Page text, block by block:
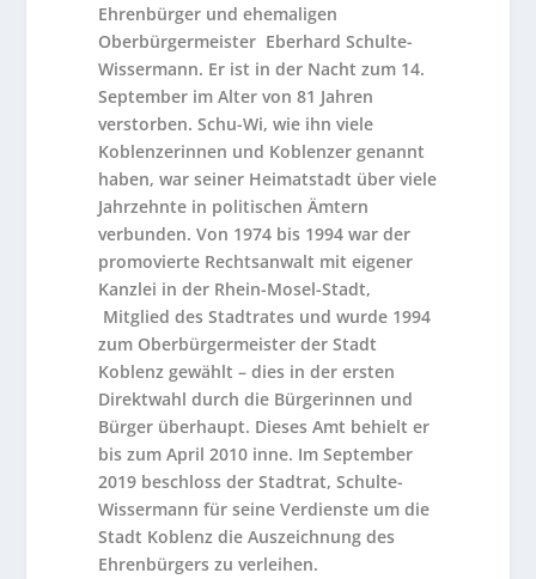
Ehrenbürger und ehemaligen
Oberbürgermeister Eberhard Schulte-
Wissermann. Er ist in der Nacht zum 14.
September im Alter von 81 Jahren
verstorben. Schu-Wi, wie ihn viele
Koblenzerinnen und Koblenzer genannt
haben, war seiner Heimatstadt über viele
Jahrzehnte in politischen Ämtern
verbunden. Von 1974 bis 1994 war der
promovierte Rechtsanwalt mit eigener
Kanzlei in der Rhein-Mosel-Stadt,
Mitglied des Stadtrates und wurde 1994
zum Oberbürgermeister der Stadt
Koblenz gewählt – dies in der ersten
Direktwahl durch die Bürgerinnen und
Bürger überhaupt. Dieses Amt behielt er
bis zum April 2010 inne. Im September
2019 beschloss der Stadtrat, Schulte-
Wissermann für seine Verdienste um die
Stadt Koblenz die Auszeichnung des
Ehrenbürgers zu verleihen.